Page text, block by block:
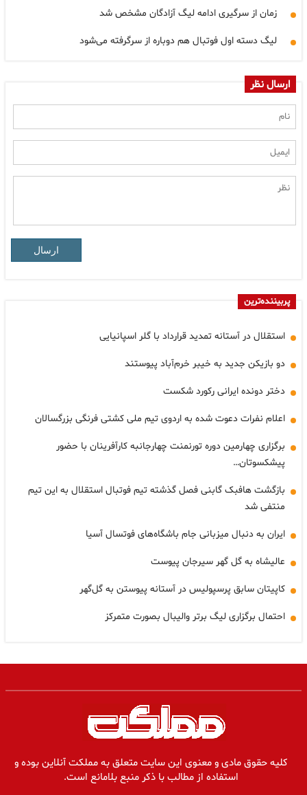
زمان از سرگیری ادامه لیگ آزادگان مشخص شد
لیگ دسته اول فوتبال هم دوباره از سرگرفته می‌شود
ارسال نظر
ارسال
پربیننده‌ترین
استقلال در آستانه تمدید قرارداد با گلر اسپانیایی
دو بازیکن جدید به خیبر خرم‌آباد پیوستند
دختر دونده ایرانی رکورد شکست
اعلام نفرات دعوت شده به اردوی تیم ملی کشتی فرنگی بزرگسالان
برگزاری چهارمین دوره تورنمنت چهارجانبه کارآفرینان با حضور
پیشکسوتان…
بازگشت هافبک گابنی فصل گذشته تیم فوتبال استقلال به این تیم
منتفی شد
ایران به دنبال میزبانی جام باشگاه‌های فوتسال آسیا
عالیشاه به گل گهر سیرجان پیوست
کاپیتان سابق پرسپولیس در آستانه پیوستن به گل‌گهر
احتمال برگزاری لیگ برتر والیبال بصورت متمرکز
کلیه حقوق مادی و معنوی این سایت متعلق به مملکت آنلاین بوده و
استفاده از مطالب با ذکر منبع بلامانع است.